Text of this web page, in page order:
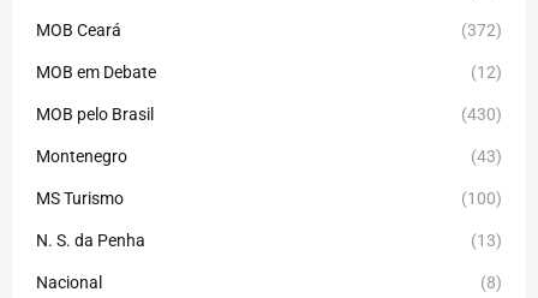
MOB Ceará (372)
MOB em Debate (12)
MOB pelo Brasil (430)
Montenegro (43)
MS Turismo (100)
N. S. da Penha (13)
Nacional (8)